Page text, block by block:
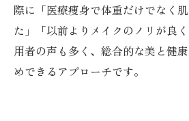
際に「医療痩身で体重だけでなく
た」「以前よりメイクのノリが良
用者の声も多く、総合的な美と健
めできるアプローチです。